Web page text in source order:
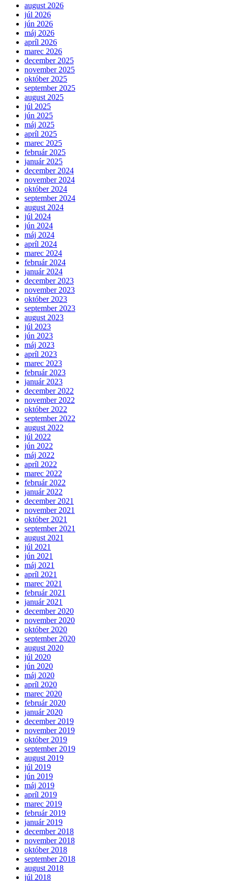
august 2026
júl 2026
jún 2026
máj 2026
apríl 2026
marec 2026
december 2025
november 2025
október 2025
september 2025
august 2025
júl 2025
jún 2025
máj 2025
apríl 2025
marec 2025
február 2025
január 2025
december 2024
november 2024
október 2024
september 2024
august 2024
júl 2024
jún 2024
máj 2024
apríl 2024
marec 2024
február 2024
január 2024
december 2023
november 2023
október 2023
september 2023
august 2023
júl 2023
jún 2023
máj 2023
apríl 2023
marec 2023
február 2023
január 2023
december 2022
november 2022
október 2022
september 2022
august 2022
júl 2022
jún 2022
máj 2022
apríl 2022
marec 2022
február 2022
január 2022
december 2021
november 2021
október 2021
september 2021
august 2021
júl 2021
jún 2021
máj 2021
apríl 2021
marec 2021
február 2021
január 2021
december 2020
november 2020
október 2020
september 2020
august 2020
júl 2020
jún 2020
máj 2020
apríl 2020
marec 2020
február 2020
január 2020
december 2019
november 2019
október 2019
september 2019
august 2019
júl 2019
jún 2019
máj 2019
apríl 2019
marec 2019
február 2019
január 2019
december 2018
november 2018
október 2018
september 2018
august 2018
júl 2018